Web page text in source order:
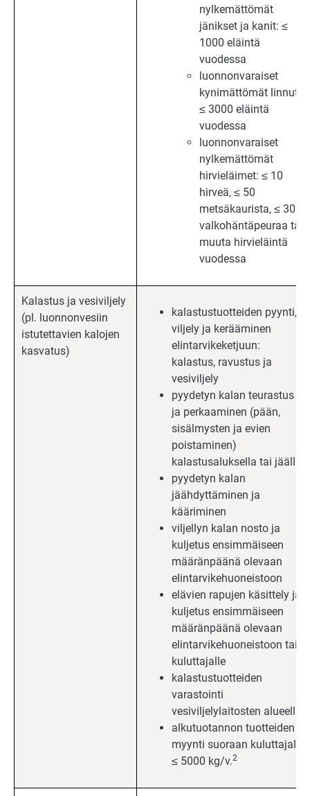
nylkemättömät
jänikset ja kanit: ≤
1000 eläintä
vuodessa
luonnonvaraiset
kynimättömät linnut:
≤ 3000 eläintä
vuodessa
luonnonvaraiset
nylkemättömät
hirvieläimet: ≤ 10
hirveä, ≤ 50
metsäkaurista, ≤ 30
valkohäntäpeuraa tai
muuta hirvieläintä
vuodessa
Kalastus ja vesiviljely
(pl. luonnonvesiin
istutettavien kalojen
kasvatus)
kalastustuotteiden pyynti,
viljely ja kerääminen
elintarvikeketjuun:
kalastus, ravustus ja
vesiviljely
pyydetyn kalan teurastus
ja perkaaminen (pään,
sisälmysten ja evien
poistaminen)
kalastusaluksella tai jäällä
pyydetyn kalan
jäähdyttäminen ja
kääriminen
viljellyn kalan nosto ja
kuljetus ensimmäiseen
määränpäänä olevaan
elintarvikehuoneistoon
elävien rapujen käsittely ja
kuljetus ensimmäiseen
määränpäänä olevaan
elintarvikehuoneistoon tai
kuluttajalle
kalastustuotteiden
varastointi
vesiviljelylaitosten alueella
alkutuotannon tuotteiden
myynti suoraan kuluttajalle
≤ 5000 kg/v.2